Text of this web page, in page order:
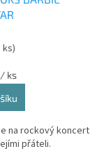
ks)
/ ks
na rockový koncert
přáteli.